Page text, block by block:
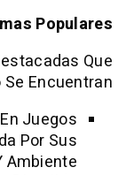
Plataformas
Más
Juego Se
Líder En
Conocida
Y